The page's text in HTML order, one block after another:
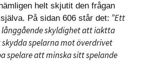
helt skjutit den frågan
På sidan 606 står det: ”Ett
skyldighet att iaktta
spelarna mot överdrivet
spelare att minska sitt spelande